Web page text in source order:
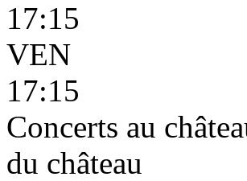
17:15
VEN
17:15
Concerts au
du château